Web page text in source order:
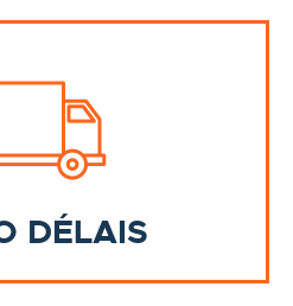
DÉLAIS